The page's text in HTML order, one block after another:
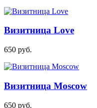
Визитница Love
650 руб.
Визитница Moscow
650 руб.